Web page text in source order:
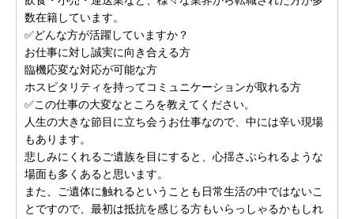
数在籍しています。
✅どんな方が活躍していますか？
お仕事に対し誠実に向き合える方
臨機応変な対応が可能な方
ホスピタリティを持ってコミュニケーションが取れる方
✅この仕事の大変なところを教えてください。
人生の大きな節目に立ち会うお仕事なので、中には辛い現場
もあります。
悲しみにくれるご遺族を目にすると、心揺さぶられるような
場面も多くあると思います。
また、ご遺体に触れるということも日常生活の中ではないこ
とですので、最初は抵抗を感じる方もいらっしゃるかもしれ